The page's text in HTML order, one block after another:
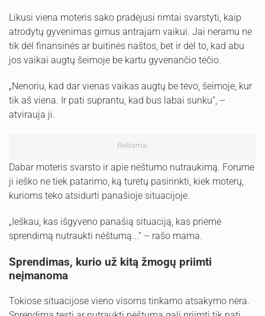
Likusi viena moteris sako pradėjusi rimtai svarstyti, kaip
atrodytų gyvenimas gimus antrajam vaikui. Jai neramu ne
tik dėl finansinės ar buitinės naštos, bet ir dėl to, kad abu
jos vaikai augtų šeimoje be kartu gyvenančio tėčio.
„Nenoriu, kad dar vienas vaikas augtų be tėvo, šeimoje, kur
tik aš viena. Ir pati suprantu, kad bus labai sunku“, –
atvirauja ji.
Reklama:
Dabar moteris svarsto ir apie nėštumo nutraukimą. Forume
ji ieško ne tiek patarimo, ką turėtų pasirinkti, kiek moterų,
kurioms teko atsidurti panašioje situacijoje.
„Ieškau, kas išgyveno panašią situaciją, kas priėmė
sprendimą nutraukti nėštumą...“ – rašo mama.
Sprendimas, kurio už kitą žmogų priimti
neįmanoma
Tokiose situacijose vieno visoms tinkamo atsakymo nėra.